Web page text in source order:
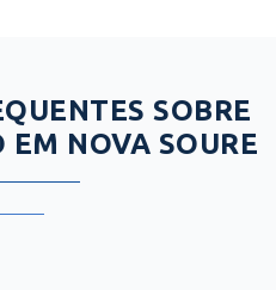
SOBRE
NOVA SOURE